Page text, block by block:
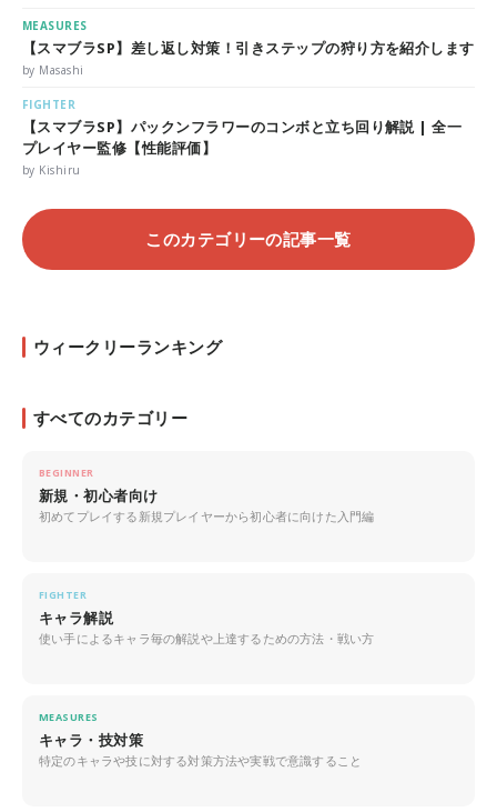
MEASURES
【スマブラSP】差し返し対策！引きステップの狩り方を紹介します
by Masashi
FIGHTER
【スマブラSP】パックンフラワーのコンボと立ち回り解説 | 全一
プレイヤー監修【性能評価】
by Kishiru
このカテゴリーの記事一覧
ウィークリーランキング
すべてのカテゴリー
BEGINNER
新規・初心者向け
初めてプレイする新規プレイヤーから初心者に向けた入門編
FIGHTER
キャラ解説
使い手によるキャラ毎の解説や上達するための方法・戦い方
MEASURES
キャラ・技対策
特定のキャラや技に対する対策方法や実戦で意識すること